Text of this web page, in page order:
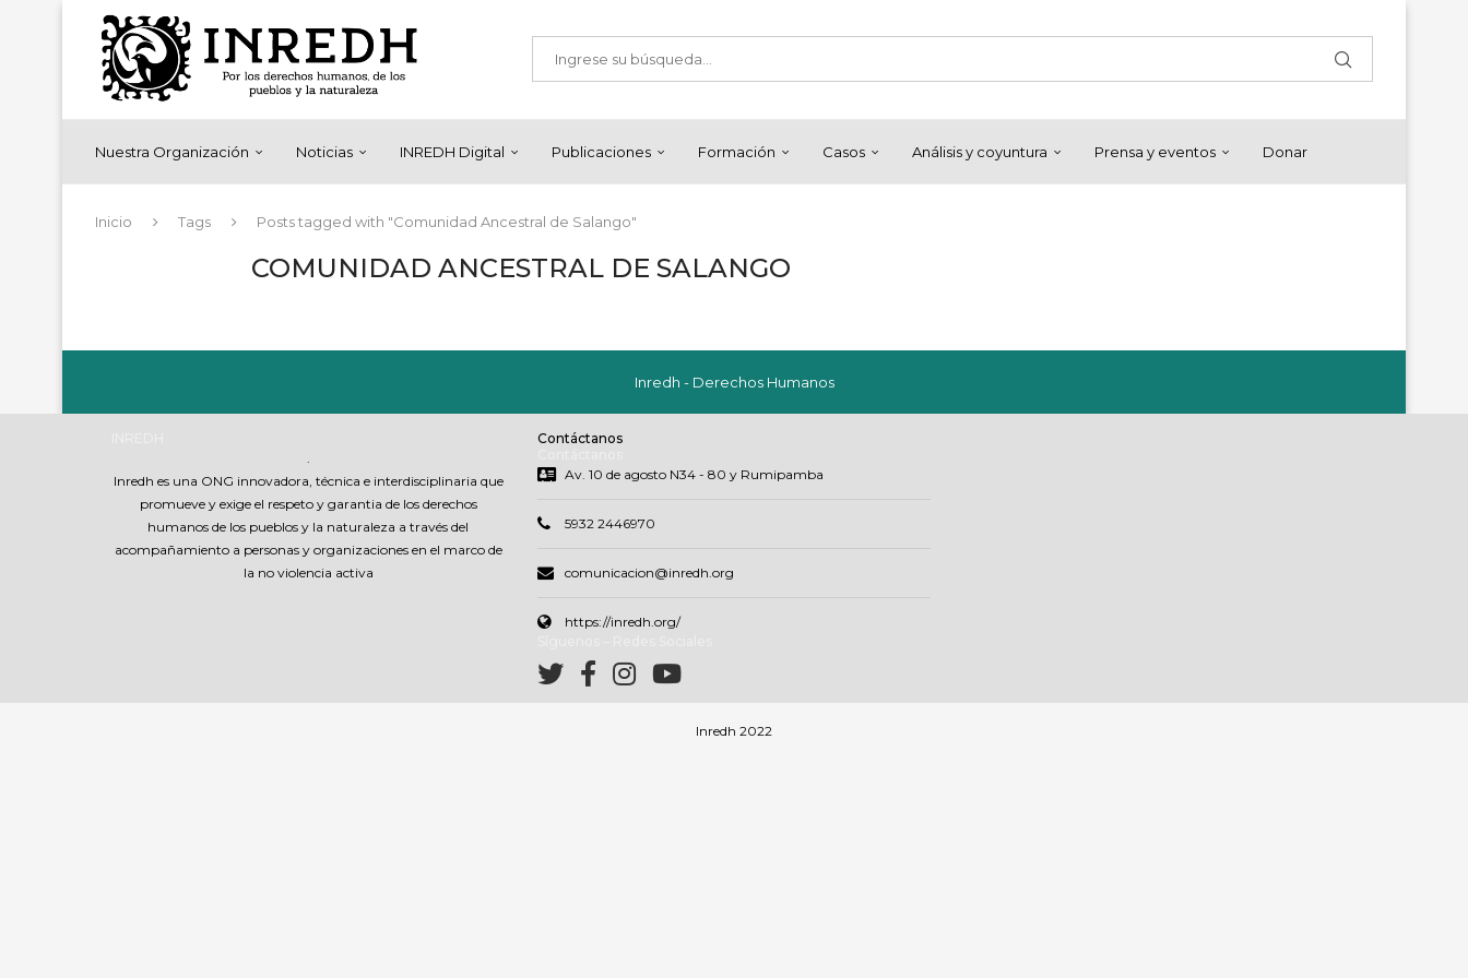
Nuestra Organización Noticias INREDH Digital Publicaciones Formación Casos Análisis y coyuntura Prensa y eventos Donar
Inicio Tags Posts tagged with "Comunidad Ancestral de Salango"
COMUNIDAD ANCESTRAL DE SALANGO
Inredh - Derechos Humanos
.
Inredh es una ONG innovadora, técnica e interdisciplinaria que
promueve y exige el respeto y garantia de los derechos
humanos de los pueblos y la naturaleza a través del
acompañamiento a personas y organizaciones en el marco de
la no violencia activa
Contáctanos
Av. 10 de agosto N34 - 80 y Rumipamba
5932 2446970
comunicacion@inredh.org
https://inredh.org/
Inredh 2022